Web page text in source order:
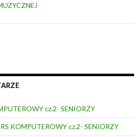
cz.2- SENIORZY
KOMPUTEROWY cz.2- SENIORZY